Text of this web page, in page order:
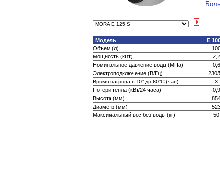
Модель
E
Объем (л)
100
Мощность (кВт)
2,2
Номинальное давление воды (МПа)
0,6
Электроподключение (В/Гц)
230/
Время нагрева с 10° до 60°С (час)
3
Потери тепла (кВт/24 часа)
0,9
Высота (мм)
854
Диаметр (мм)
523
Максимальный вес без воды (кг)
50